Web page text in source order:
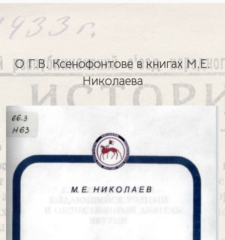
О Г.В. Ксенофонтове в книгах М.Е.
Николаева